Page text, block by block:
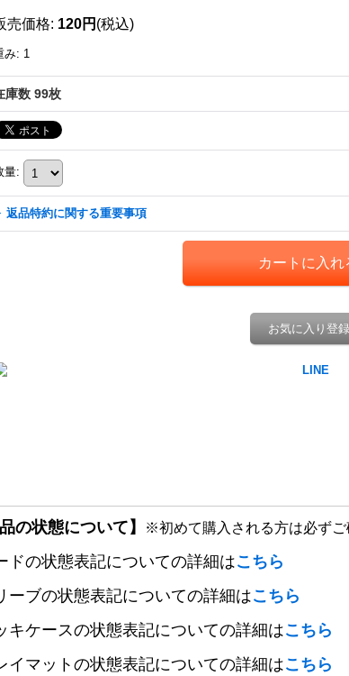
売価格: 120円 (税込)
み: 1
庫数 99枚
量:
返品特約に関する重要事項
お気に入り登録
品の状態について】 ※初めて購入される方は必ずご
ドの状態表記についての詳細はこちら
ーブの状態表記についての詳細はこちら
キケースの状態表記についての詳細はこちら
イマットの状態表記についての詳細はこちら